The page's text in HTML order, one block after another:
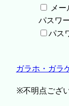
メ
パスワ
パス
ガラホ・ガラ
※不明点ござ